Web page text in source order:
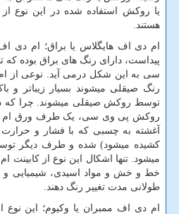
یا روکش استفاده شده در این نوع
هستند.
ام دی اف هایگلاس یا براق؛ ام دی
پیداست، دارای رنگ ­های براق بوده
سی به این شکل درمی­ آید. نوعی از
رنگ صیقلی می­شوند بسیار زیباتر و
توسط روکش صیقلی می­شوند. چرا
روکش پی وی سی، یک طرف ورق ام دی
آغشته به چسبی که با فشار و
کشیده می­شود) شده و طرف دیگر
می­شود. تنها اشکال این نوع از کابینت
خط و خش و مواد اسیدی، شیمیایی
طولانی مدت تغییر رنگ دهند.
ام دی اف ممبران یا وکیوم؛ این